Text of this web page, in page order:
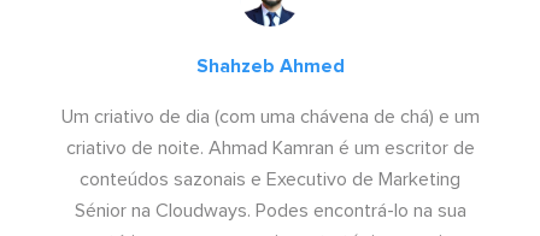
Shahzeb Ahmed
Um criativo de dia (com uma chávena de chá) e um
criativo de noite. Ahmad Kamran é um escritor de
conteúdos sazonais e Executivo de Marketing
Sénior na Cloudways. Podes encontrá-lo na sua